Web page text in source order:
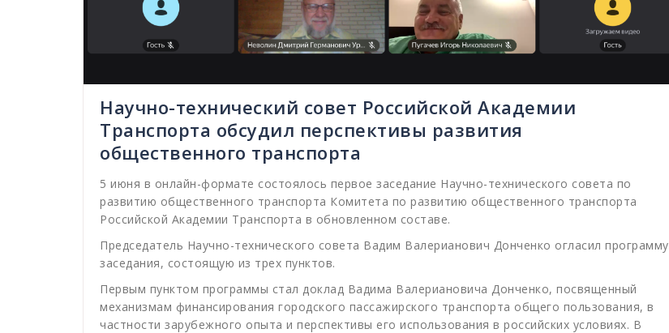
Научно-технический совет Российской Академии
Транспорта обсудил перспективы развития
общественного транспорта
5 июня в онлайн-формате состоялось первое заседание Научно-технического совета по
развитию общественного транспорта Комитета по развитию общественного транспорта
Российской Академии Транспорта в обновленном составе.
Председатель Научно-технического совета Вадим Валерианович Донченко огласил программу
заседания, состоящую из трех пунктов.
Первым пунктом программы стал доклад Вадима Валериановича Донченко, посвященный
механизмам финансирования городского пассажирского транспорта общего пользования, в
частности зарубежного опыта и перспективы его использования в российских условиях. В